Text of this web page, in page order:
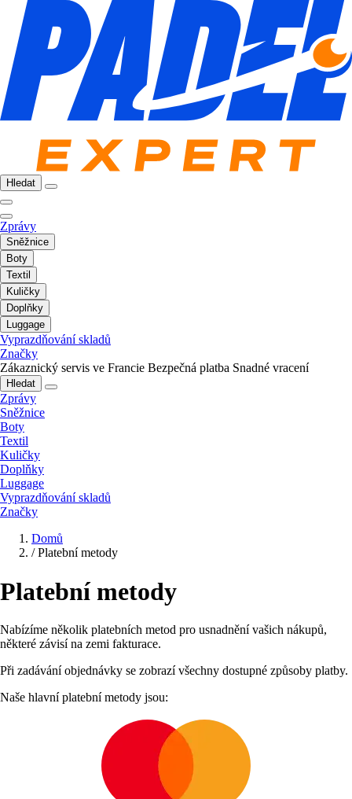
Hledat
Zprávy
Sněžnice
Boty
Textil
Kuličky
Doplňky
Luggage
Vyprazdňování skladů
Značky
Zákaznický servis ve Francie Bezpečná platba Snadné vracení
Hledat
Zprávy
Sněžnice
Boty
Textil
Kuličky
Doplňky
Luggage
Vyprazdňování skladů
Značky
Domů
/ Platební metody
Platební metody
Nabízíme několik platebních metod pro usnadnění vašich nákupů,
některé závisí na zemi fakturace.
Při zadávání objednávky se zobrazí všechny dostupné způsoby platby.
Naše hlavní platební metody jsou: